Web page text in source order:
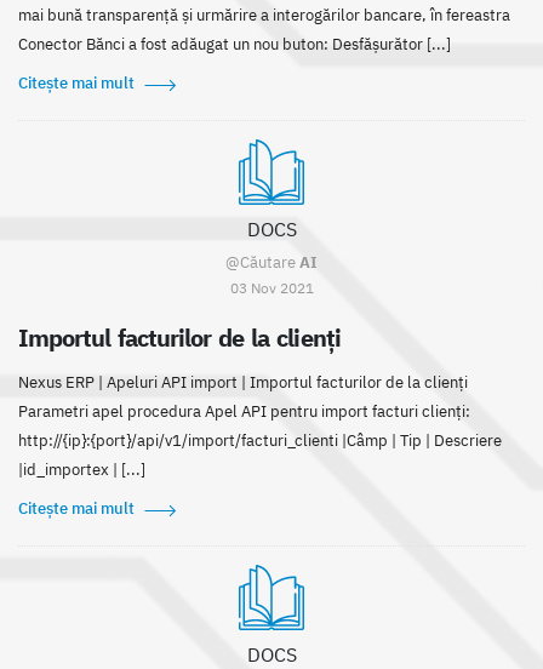
mai bună transparență și urmărire a interogărilor bancare, în fereastra
Conector Bănci a fost adăugat un nou buton: Desfășurător [...]
Citește mai mult
DOCS
@CăutareAI
03 Nov 2021
Importul facturilor de la clienți
Nexus ERP | Apeluri API import | Importul facturilor de la clienți
Parametri apel procedura Apel API pentru import facturi clienți:
http://{ip}:{port}/api/v1/import/facturi_clienti |Câmp | Tip | Descriere
|id_importex | [...]
Citește mai mult
DOCS